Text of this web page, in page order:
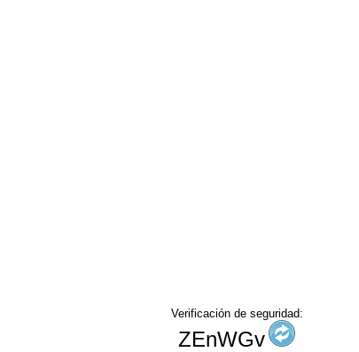
Verificación de seguridad:
ZEnWGv